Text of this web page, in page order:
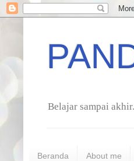
Belajar sampai akhir.
Beranda About me